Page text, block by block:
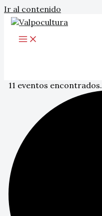
Ir al contenido
11 eventos encontrados.